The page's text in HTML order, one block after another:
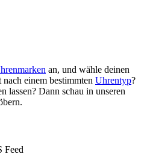
an, und wähle deinen
einem bestimmten Uhrentyp?
lassen? Dann schau in unseren
Feed